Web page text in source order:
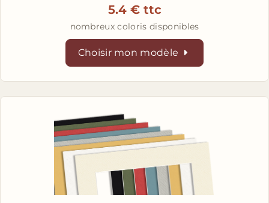
5.4 € ttc
nombreux coloris disponibles
Choisir mon modèle